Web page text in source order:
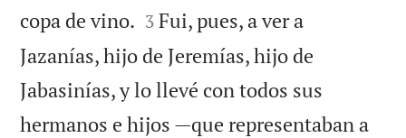
copa de vino. 

3 Fui, pues, a ver a
Jazanías, hijo de Jeremías, hijo de
Jabasinías, y lo llevé con todos sus
hermanos e hijos —que representaban a